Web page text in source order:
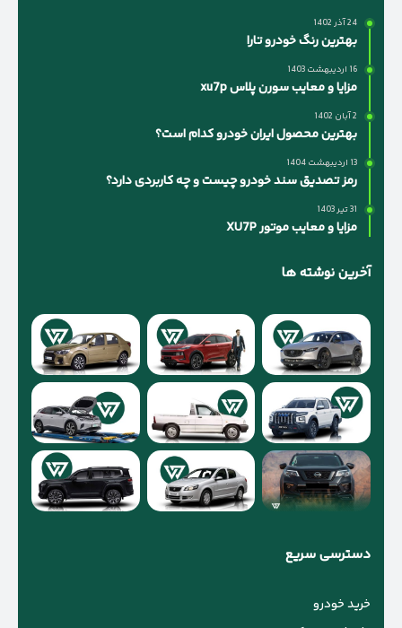
24 آذر 1402
بهترین رنگ خودرو تارا
16 اردیبهشت 1403
مزایا و معایب سورن پلاس xu7p
2 آبان 1402
بهترین محصول ایران خودرو کدام است؟
13 اردیبهشت 1404
رمز تصدیق سند خودرو چیست و چه کاربردی دارد؟
31 تیر 1403
مزایا و معایب موتور XU7P
آخرین نوشته ها
دسترسی سریع
خرید خودرو